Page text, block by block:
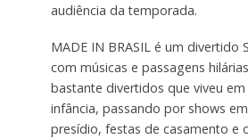
audiência da temporada.
MADE IN BRASIL é um divertido
com músicas e passagens
bastante divertidos que viveu
infância, passando por shows
presídio, festas de casamento e